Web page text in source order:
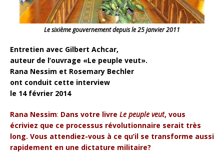
Le sixième gouvernement depuis le 25 janvier 2011
Entretien avec Gilbert Achcar,
auteur de l’ouvrage «Le peuple veut».
Rana Nessim et Rosemary Bechler
ont conduit cette interview
le 14 février 2014
Rana Nessim: Dans votre livre Le peuple veut, vous
écriviez que ce processus révolutionnaire serait très
long. Vous attendiez-vous à ce qu’il se transforme aussi
rapidement en une dictature militaire?